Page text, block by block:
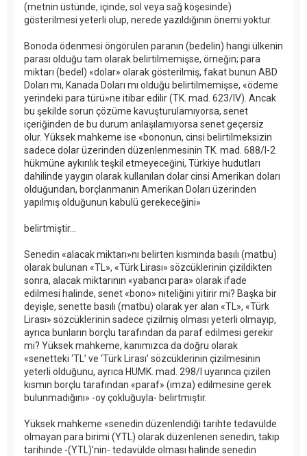
(metnin üstünde, içinde, sol veya sağ köşesinde)
gösterilmesi yeterli olup, nerede yazıldığının önemi yoktur.
Bonoda ödenmesi öngörülen paranın (bedelin) hangi ülkenin
parası olduğu tam olarak belirtilmemişse, örneğin; para
miktarı (bedel) «dolar» olarak gösterilmiş, fakat bunun ABD
Doları mı, Kanada Doları mı olduğu belirtilmemişse, «ödeme
yerindeki para türü»ne itibar edilir (TK. mad. 623/IV). Ancak
bu şekilde sorun çözüme kavuşturulamıyorsa, senet
içeriğinden de bu durum anlaşılamıyorsa senet geçersiz
olur. Yüksek mahkeme ise «bononun, cinsi belirtilmeksizin
sadece dolar üzerinden düzenlenmesinin TK. mad. 688/I-2
hükmüne aykırılık teşkil etmeyeceğini, Türkiye hudutları
dahilinde yaygın olarak kullanılan dolar cinsi Amerikan doları
olduğundan, borçlanmanın Amerikan Doları üzerinden
yapılmış olduğunun kabulü gerekeceğini»
belirtmiştir...
Senedin «alacak miktarı»nı belirten kısmında basılı (matbu)
olarak bulunan «TL», «Türk Lirası» sözcüklerinin çizildikten
sonra, alacak miktarının «yabancı para» olarak ifade
edilmesi halinde, senet «bono» niteliğini yitirir mi? Başka bir
deyişle, senette basılı (matbu) olarak yer alan «TL», «Türk
Lirası» sözcüklerinin sadece çizilmiş olması yeterli olmayıp,
ayrıca bunların borçlu tarafından da paraf edilmesi gerekir
mi? Yüksek mahkeme, kanımızca da doğru olarak
«senetteki ‘TL’ ve ‘Türk Lirası’ sözcüklerinin çizilmesinin
yeterli olduğunu, ayrıca HUMK. mad. 298/I uyarınca çizilen
kısmın borçlu tarafından «paraf» (imza) edilmesine gerek
bulunmadığını» -oy çokluğuyla- belirtmiştir.
Yüksek mahkeme «senedin düzenlendiği tarihte tedavülde
olmayan para birimi (YTL) olarak düzenlenen senedin, takip
tarihinde -(YTL)’nin- tedavülde olması halinde senedin